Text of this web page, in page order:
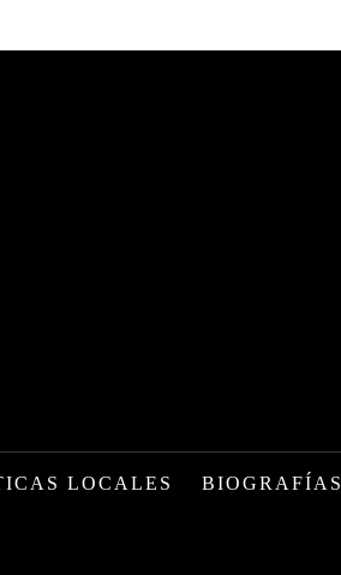
LOCALES BIOGRAFÍAS